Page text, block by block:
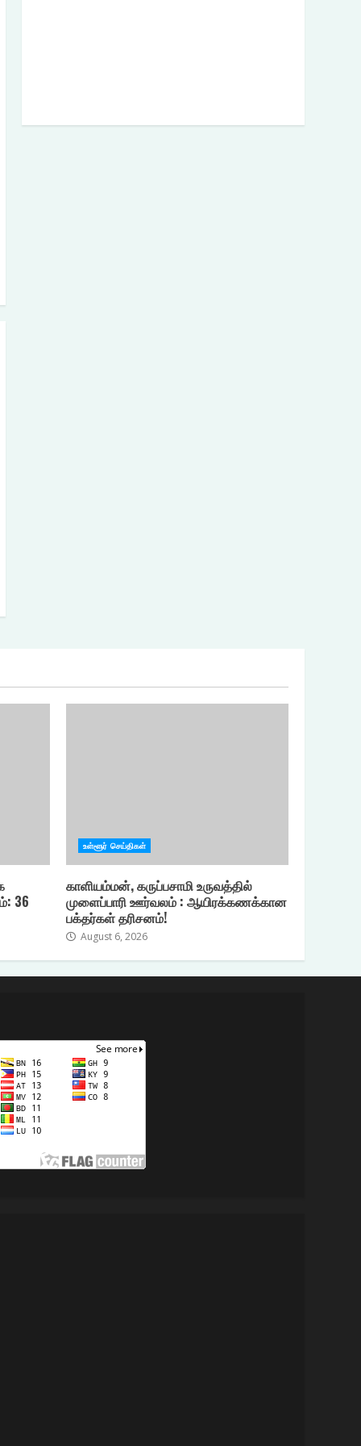
36
உள்ளூர் செய்திகள்
காளியம்மன், கருப்பசாமி உருவத்தில்
முளைப்பாரி ஊர்வலம் : ஆயிரக்கணக்கான
பக்தர்கள் தரிசனம்!
August 6, 2026